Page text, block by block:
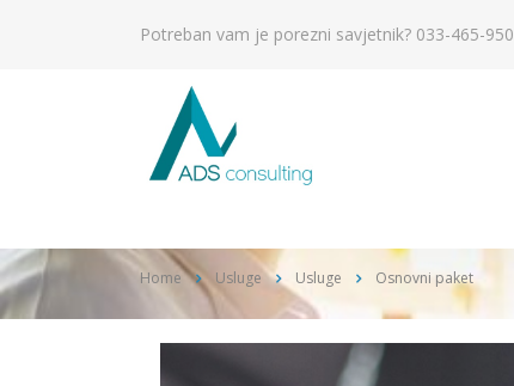
Potreban vam je porezni savjetnik? 033-465-950
Home Usluge Usluge Osnovni paket